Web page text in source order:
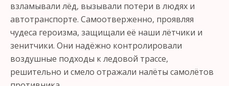
взламывали лёд, вызывали потери в людях и
автотранспорте. Самоотверженно, проявляя
чудеса героизма, защищали её наши лётчики и
зенитчики. Они надёжно контролировали
воздушные подходы к ледовой трассе,
решительно и смело отражали налёты самолётов